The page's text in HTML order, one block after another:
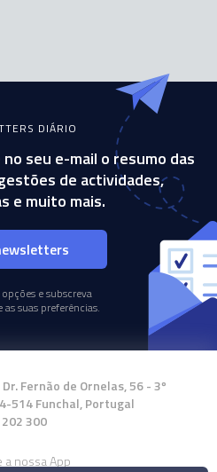
DIÁRIO
seu e-mail o resumo das
de actividades,
e muito mais.
e subscreva
suas preferências.
Dr. Fernão de Ornelas, 56 - 3º
514 Funchal, Portugal
300
a nossa App